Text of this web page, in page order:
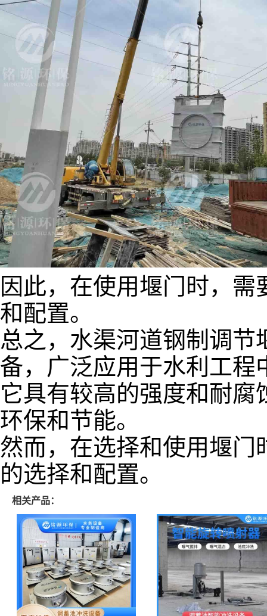
因此，在使用堰门时，
和配置。
总之，水渠河道钢制调
备，广泛应用于水利工程
它具有较高的强度和耐
环保和节能。
然而，在选择和使用堰门
的选择和配置。
相关产品：